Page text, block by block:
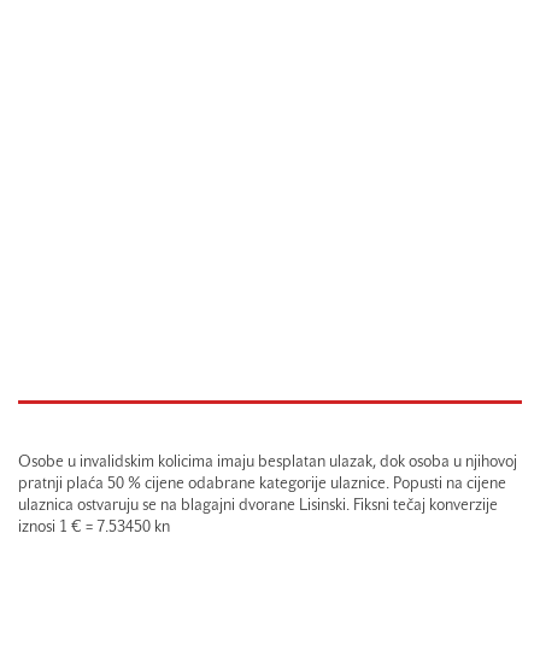
Osobe u invalidskim kolicima imaju besplatan ulazak, dok osoba u njihovoj
pratnji plaća 50 % cijene odabrane kategorije ulaznice. Popusti na cijene
ulaznica ostvaruju se na blagajni dvorane Lisinski. Fiksni tečaj konverzije
iznosi 1 € = 7.53450 kn